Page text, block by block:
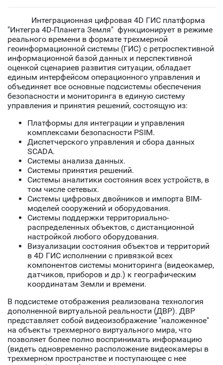
Интеграционная цифровая 4D ГИС платформа
"Интегра 4D-Планета Земля" функционирует в режиме
реального времени в формате трехмерной
геоинформационной системы (ГИС) с ретроспективной
информационной базой данных и перспективной
оценкой сценариев развития ситуации, обладает
единым интерфейсом операционного управления и
объединяет все основные подсистемы обеспечения
безопасности и мониторинга в единую систему
управления и принятия решений, состоящую из:
Платформы для интеграции и управления
комплексами безопасности PSIM.
Диспетчерского управления и сбора данных
SCADA.
Системы анализа данных.
Системы принятия решений.
Системы аналитики состояния всех устройств, в
том числе сетевых.
Системы цифровых двойников и импорта BIM-
моделей сооружений и оборудования.
Системы поддержки территориально-
распределенных объектов, с дистанционной
настройкой любого оборудования.
Визуализации состояния объектов и территорий
в 4D ГИС исполнении с привязкой всех
компонентов системы мониторинга (видеокамер,
датчиков, приборов и др.) к географическим
координатам Земли и времени.
В подсистеме отображения реализована технология
дополненной виртуальной реальности (ДВР). ДВР
представляет собой видеоизображение "наложенное"
на объекты трехмерного виртуального мира, что
позволяет более полно воспринимать информацию
(видеть одновременно расположение видеокамеры в
трехмерном пространстве и поступающее с нее